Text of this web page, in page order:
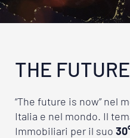
THE
“The future is now” nel
Italia e nel mondo. Il
Immobiliari per il suo